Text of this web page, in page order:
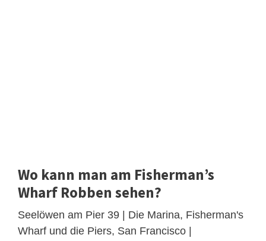
Wo kann man am Fisherman’s
Wharf Robben sehen?
Seelöwen am Pier 39 | Die Marina, Fisherman's
Wharf und die Piers, San Francisco |